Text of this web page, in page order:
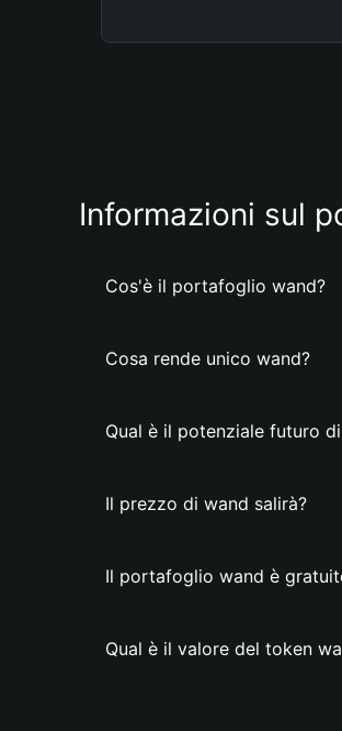
Informazioni sul
Cos'è il portafoglio wand?
Cosa rende unico wand?
Qual è il potenziale futuro
Il prezzo di wand salirà?
Il portafoglio wand è
Qual è il valore del token